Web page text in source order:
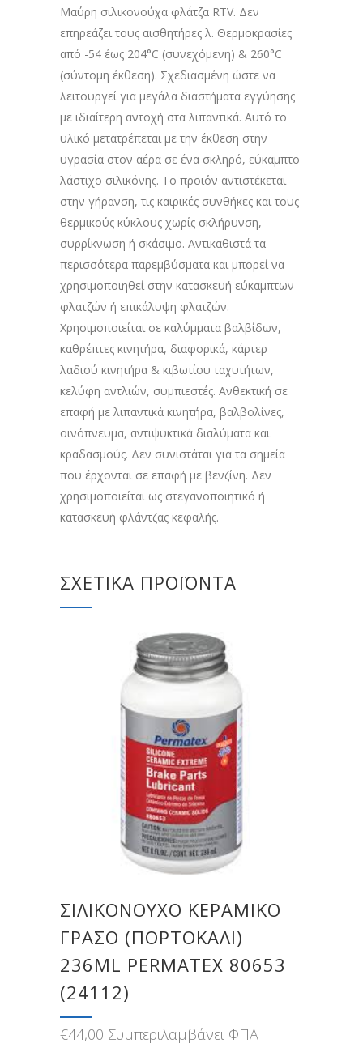
Μαύρη σιλικονούχα φλάτζα RTV. Δεν
επηρεάζει τους αισθητήρες λ. Θερμοκρασίες
από -54 έως 204°C (συνεχόμενη) & 260°C
(σύντομη έκθεση). Σχεδιασμένη ώστε να
λειτουργεί για μεγάλα διαστήματα εγγύησης
με ιδιαίτερη αντοχή στα λιπαντικά. Αυτό το
υλικό μετατρέπεται με την έκθεση στην
υγρασία στον αέρα σε ένα σκληρό, εύκαμπτο
λάστιχο σιλικόνης. Το προϊόν αντιστέκεται
στην γήρανση, τις καιρικές συνθήκες και τους
θερμικούς κύκλους χωρίς σκλήρυνση,
συρρίκνωση ή σκάσιμο. Αντικαθιστά τα
περισσότερα παρεμβύσματα και μπορεί να
χρησιμοποιηθεί στην κατασκευή εύκαμπτων
φλατζών ή επικάλυψη φλατζών.
Χρησιμοποιείται σε καλύμματα βαλβίδων,
καθρέπτες κινητήρα, διαφορικά, κάρτερ
λαδιού κινητήρα & κιβωτίου ταχυτήτων,
κελύφη αντλιών, συμπιεστές. Ανθεκτική σε
επαφή με λιπαντικά κινητήρα, βαλβολίνες,
οινόπνευμα, αντιψυκτικά διαλύματα και
κραδασμούς. Δεν συνιστάται για τα σημεία
που έρχονται σε επαφή με βενζίνη. Δεν
χρησιμοποιείται ως στεγανοποιητικό ή
κατασκευή φλάντζας κεφαλής.
ΣΧΕΤΙΚΆ ΠΡΟΪΌΝΤΑ
ΣΙΛΙΚΟΝΟΎΧΟ ΚΕΡΑΜΙΚΌ
ΓΡΆΣΟ (ΠΟΡΤΟΚΑΛΊ)
236ML PERMATEX 80653
(24112)
€44,00 Συμπεριλαμβάνει ΦΠΑ